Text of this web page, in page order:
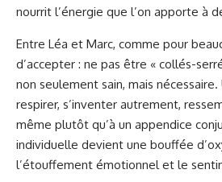
nourrit l’énergie que l’on apporte à
Entre Léa et Marc, comme pour
d’accepter : ne pas être « collés-
non seulement sain, mais nécessaire.
respirer, s’inventer autrement,
même plutôt qu’à un appendice
individuelle devient une bouffée
l’étouffement émotionnel et le